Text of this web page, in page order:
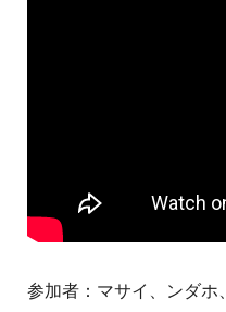
参加者：マサイ、ンダホ